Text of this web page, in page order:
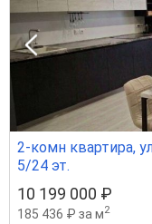
2-комн квартира,
5/24 эт.
10 199 000 ₽
185 436 ₽ за м2